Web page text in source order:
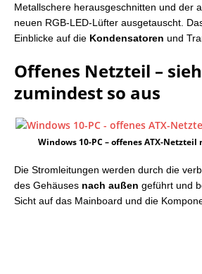
Metallschere herausgeschnitten und der
neuen RGB-LED-Lüfter ausgetauscht.
Einblicke auf die Kondensatoren und
Offenes Netzteil –
zumindest so aus
Windows 10-PC – offenes ATX-
Die Stromleitungen werden durch die
des Gehäuses nach außen geführt und
Sicht auf das Mainboard und die